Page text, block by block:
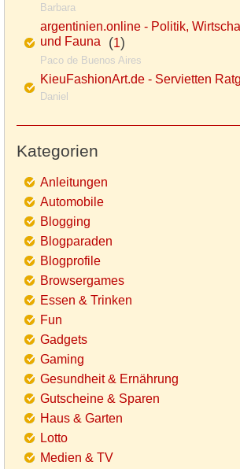
Barbara
argentinien.online - Politik,
und Fauna (1)
Paco de Buenos Aires
KieuFashionArt.de - Servietten
Daniel
Kategorien
Anleitungen
Automobile
Blogging
Blogparaden
Blogprofile
Browsergames
Essen & Trinken
Fun
Gadgets
Gaming
Gesundheit & Ernährung
Gutscheine & Sparen
Haus & Garten
Lotto
Medien & TV